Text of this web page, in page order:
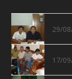
29/
17/